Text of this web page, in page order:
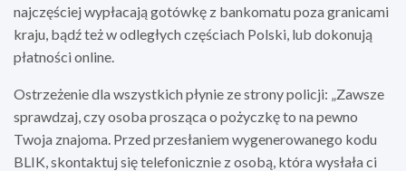
najczęściej wypłacają gotówkę z bankomatu poza granicami
kraju, bądź też w odległych częściach Polski, lub dokonują
płatności online.
Ostrzeżenie dla wszystkich płynie ze strony policji: „Zawsze
sprawdzaj, czy osoba prosząca o pożyczkę to na pewno
Twoja znajoma. Przed przesłaniem wygenerowanego kodu
BLIK, skontaktuj się telefonicznie z osobą, która wysłała ci